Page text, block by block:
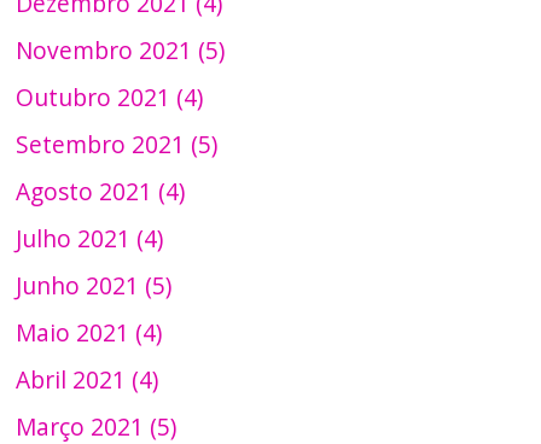
Novembro 2021 (5)
Outubro 2021 (4)
Setembro 2021 (5)
Agosto 2021 (4)
Julho 2021 (4)
Junho 2021 (5)
Maio 2021 (4)
Abril 2021 (4)
Março 2021 (5)